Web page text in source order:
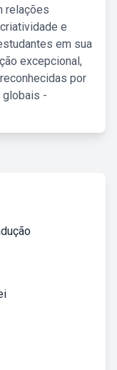
relações
e
em sua
excepcional,
por
globais -